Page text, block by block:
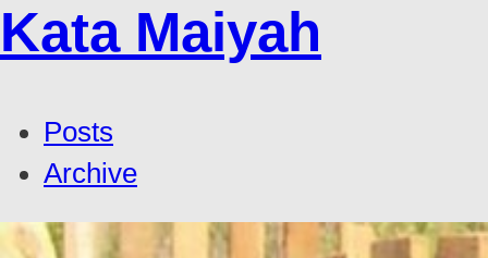
Kata Maiyah
Posts
Archive